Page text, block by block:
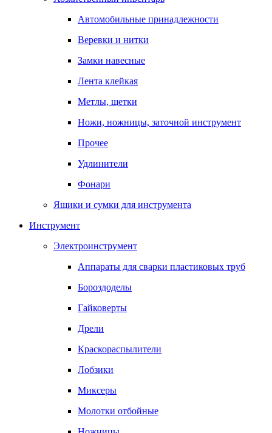
Автомобильные принадлежности
Веревки и нитки
Замки навесные
Лента клейкая
Метлы, щетки
Ножи, ножницы, заточной инструмент
Прочее
Удлинители
Фонари
Ящики и сумки для инструмента
Инструмент
Электроинструмент
Аппараты для сварки пластиковых труб
Бороздоделы
Гайковерты
Дрели
Краскораспылители
Лобзики
Миксеры
Молотки отбойные